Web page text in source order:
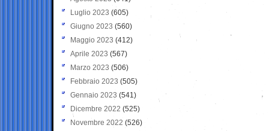
Luglio 2023 (605)
Giugno 2023 (560)
Maggio 2023 (412)
Aprile 2023 (567)
Marzo 2023 (506)
Febbraio 2023 (505)
Gennaio 2023 (541)
Dicembre 2022 (525)
Novembre 2022 (526)